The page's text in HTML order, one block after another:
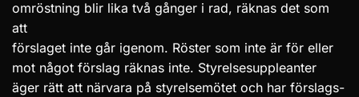
omröstning blir lika två gånger i rad, räknas det som
att
förslaget inte går igenom. Röster som inte är för eller
mot något förslag räknas inte. Styrelsesuppleanter
äger rätt att närvara på styrelsemötet och har förslags-